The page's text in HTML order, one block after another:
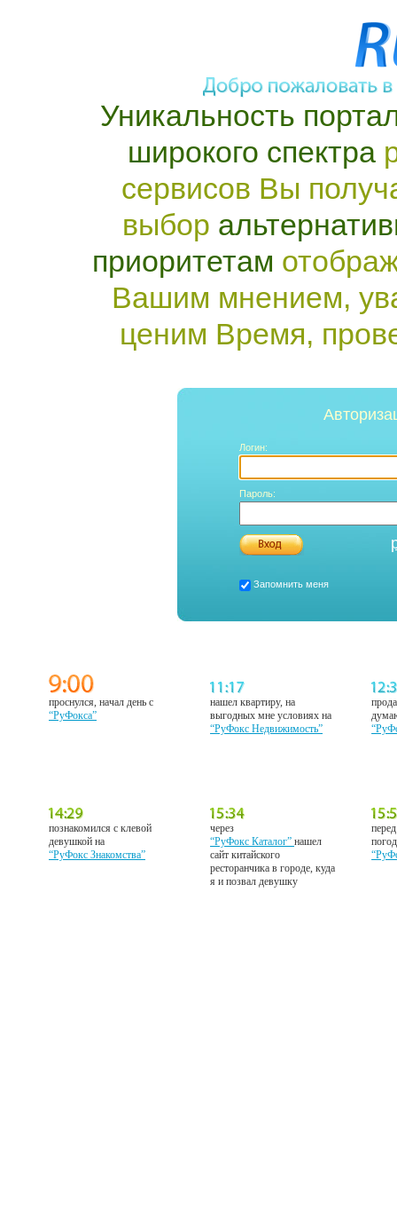
Уникальность
широкого спектра
сервисов Вы
выбор
приоритетам
Вашим мнением,
ценим Время,
Логин:
Пароль:
Запомнить меня
проснулся, начал день с
“РуФокса”
нашел квартиру, на
выгодных мне условиях на
“РуФокс Недвижимость”
познакомился с клевой
девушкой на
“РуФокс Знакомства”
через
“РуФокс Каталог”нашел
сайт китайского
ресторанчика в городе, куда
я и позвал девушку